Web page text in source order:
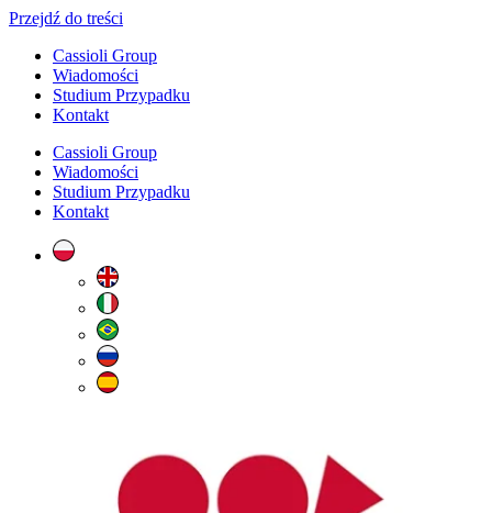
Przejdź do treści
Cassioli Group
Wiadomości
Studium Przypadku
Kontakt
Cassioli Group
Wiadomości
Studium Przypadku
Kontakt